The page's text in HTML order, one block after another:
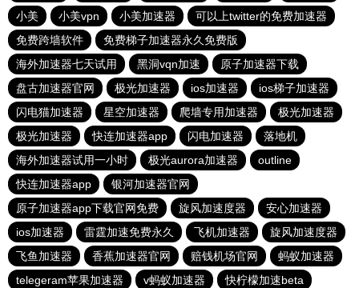
小美
小美vpn 小美加速器
可以上twitter的免费加速器
免费跨墙软件
免费梯子加速器永久免费版
海外加速器七天试用
黑洞vqn加速
原子加速器下载
盘古加速器官网
极光加速器 ios加速器
ios梯子加速器
闪电猫加速器
星空加速器 爬墙专用加速器
极光加速器
极光加速器
快连加速器app 闪电加速器
落地机
海外加速器试用一小时
极光aurora加速器
outline
快连加速器app
银河加速器官网
原子加速器app下载官网免费
旋风加速度器
安心加速器
ios加速器
雷霆加速免费永久 飞机加速器
旋风加速度器
飞鱼加速器
香蕉加速器官网 赔钱机场官网
蚂蚁加速器
telegeram苹果加速器
v蚂蚁加速器 快柠檬加速beta